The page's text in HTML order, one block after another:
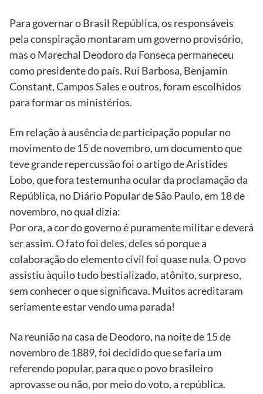
Para governar o Brasil República, os responsáveis
pela conspiração montaram um governo provisório,
mas o Marechal Deodoro da Fonseca permaneceu
como presidente do país. Rui Barbosa, Benjamin
Constant, Campos Sales e outros, foram escolhidos
para formar os ministérios.
Em relação à ausência de participação popular no
movimento de 15 de novembro, um documento que
teve grande repercussão foi o artigo de Aristides
Lobo, que fora testemunha ocular da proclamação da
República, no Diário Popular de São Paulo, em 18 de
novembro, no qual dizia:
Por ora, a cor do governo é puramente militar e deverá
ser assim. O fato foi deles, deles só porque a
colaboração do elemento civil foi quase nula. O povo
assistiu àquilo tudo bestializado, atônito, surpreso,
sem conhecer o que significava. Muitos acreditaram
seriamente estar vendo uma parada!
Na reunião na casa de Deodoro, na noite de 15 de
novembro de 1889, foi decidido que se faria um
referendo popular, para que o povo brasileiro
aprovasse ou não, por meio do voto, a república.